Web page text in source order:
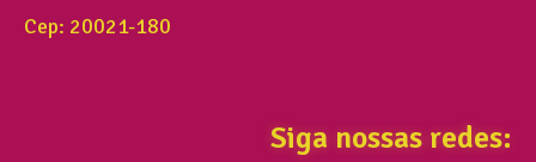
Cep: 20021-180
Siga nossas redes: